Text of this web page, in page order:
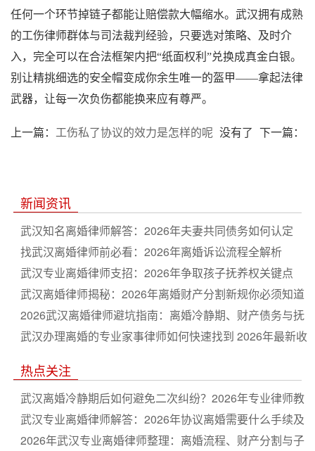
任何一个环节掉链子都能让赔偿款大幅缩水。武汉拥有成熟
的工伤律师群体与司法裁判经验，只要选对策略、及时介
入，完全可以在合法框架内把“纸面权利”兑换成真金白银。
别让精挑细选的安全帽变成你余生唯一的盔甲——拿起法律
武器，让每一次负伤都能换来应有尊严。
上一篇： 工伤私了协议的效力是怎样的呢 没有了 下一篇：
新闻资讯
武汉知名离婚律师解答：2026年夫妻共同债务如何认定
找武汉离婚律师前必看：2026年离婚诉讼流程全解析
武汉专业离婚律师支招：2026年争取孩子抚养权关键点
武汉离婚律师揭秘：2026年离婚财产分割新规你必须知道
2026武汉离婚律师避坑指南：离婚冷静期、财产债务与抚
养权纠纷一站通
武汉办理离婚的专业家事律师如何快速找到 2026年最新收
热点关注
武汉离婚冷静期后如何避免二次纠纷？2026年专业律师教
你对财产和抚养权提前布局
武汉专业离婚律师解答：2026年协议离婚需要什么手续及
证件？财产怎么分
2026年武汉专业离婚律师整理：离婚流程、财产分割与子